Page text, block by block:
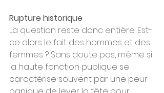
Rupture historique
La question reste donc entière. Est-
ce alors le fait des hommes et des
femmes ? Sans doute pas, même si
la haute fonction publique se
caractérise souvent par une peur